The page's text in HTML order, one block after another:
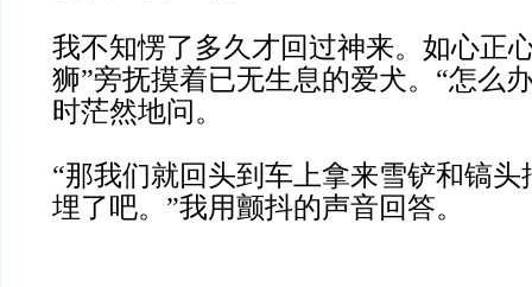
我不知愣了多久才回过神来。如心正
狮”旁抚摸着已无生息的爱犬。“怎么
时茫然地问。
“那我们就回头到车上拿来雪铲和镐
埋了吧。”我用颤抖的声音回答。